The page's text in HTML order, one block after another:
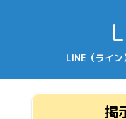
LINE（ライ
掲